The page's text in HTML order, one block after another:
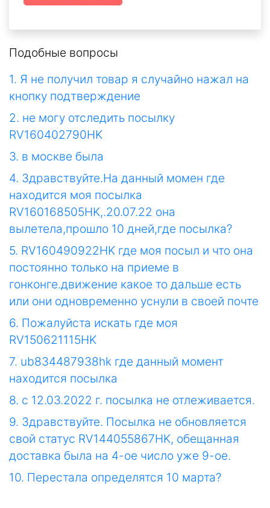
Подобные вопросы
1. Я не получил товар я случайно нажал на
кнопку подтверждение
2. не могу отследить посылку
RV160402790HK
3. в москве была
4. Здравствуйте.На данный момен где
находится моя посылка
RV160168505HK,.20.07.22 она
вылетела,прошло 10 дней,где посылка?
5. RV160490922HK где моя посыл и что она
постоянно только на приеме в
гонконге.движение какое то дальше есть
или они одновременно уснули в своей почте
6. Пожалуйста искать где моя
RV150621115HK
7. ub834487938hk где данный момент
находится посылка
8. с 12.03.2022 г. посылка не отлеживается.
9. Здравствуйте. Посылка не обновляется
свой статус RV144055867HK, обещанная
доставка была на 4-ое число уже 9-ое.
10. Перестала определятся 10 марта?